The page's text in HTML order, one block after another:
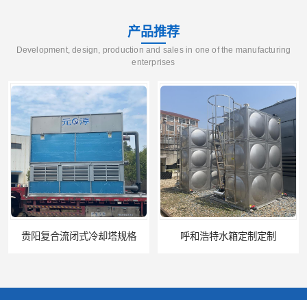
产品推荐
Development, design, production and sales in one of the manufacturing
enterprises
呼和浩特水箱定制定制